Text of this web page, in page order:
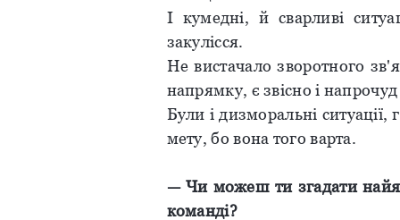
І кумедні, й сварливі
закулісся.
Не вистачало зворотного
напрямку, є звісно і
Були і дизморальні ситуації,
мету, бо вона того варта.
— Чи можеш ти згадати
команді?